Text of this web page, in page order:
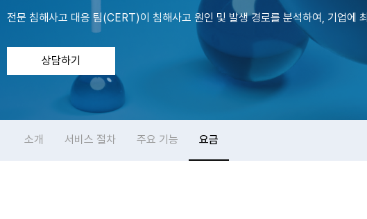
전문 침해사고 대응 팀(CERT)이 침해사고 원인 및 발생 경로를 분석하여, 기업에
상담하기
소개 서비스 절차 주요 기능 요금